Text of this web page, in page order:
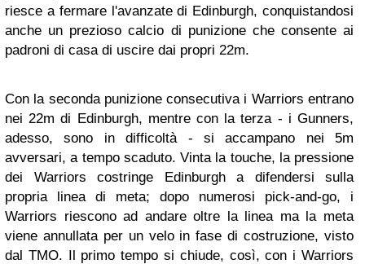
riesce a fermare l'avanzate di Edinburgh, conquistandosi
anche un prezioso calcio di punizione che consente ai
padroni di casa di uscire dai propri 22m.
Con la seconda punizione consecutiva i Warriors entrano
nei 22m di Edinburgh, mentre con la terza - i Gunners,
adesso, sono in difficoltà - si accampano nei 5m
avversari, a tempo scaduto. Vinta la touche, la pressione
dei Warriors costringe Edinburgh a difendersi sulla
propria linea di meta; dopo numerosi pick-and-go, i
Warriors riescono ad andare oltre la linea ma la meta
viene annullata per un velo in fase di costruzione, visto
dal TMO. Il primo tempo si chiude, così, con i Warriors